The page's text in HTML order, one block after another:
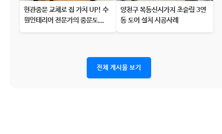
현관중문 교체로 집 가치 UP! 수
원인테리어 전문가의 중문도...
양천구 목동신시가지 초슬림 3연
동 도어 설치 시공사례
전체 게시물 보기